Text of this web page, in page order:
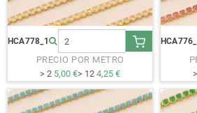
HCA778_1
PRECIO POR METRO
> 2 5,00 €> 12 4,25 €